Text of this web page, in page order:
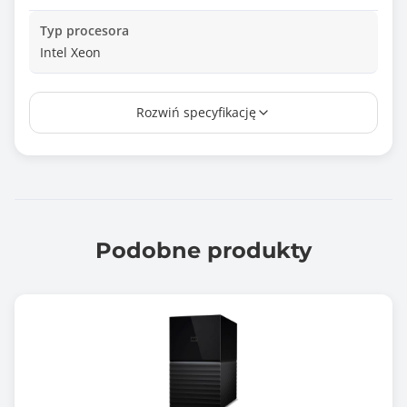
Typ procesora
Intel Xeon
Ilość zainstalowanych procesorów
Ilość pamięci RAM [GB]
Ilość portów SFP28 25GbE
Rozwiń specyfikację
Podobne produkty